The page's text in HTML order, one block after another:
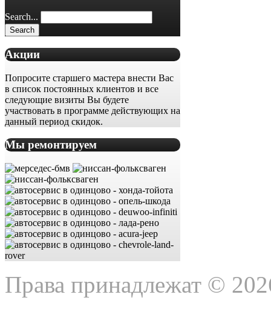
Search...
Акции
Попросите старшего мастера внести Вас
в список постоянных клиентов и все
следующие визиты Вы будете
участвовать в программе действующих на
данный период скидок.
Мы ремонтируем
Права принадлежат ©